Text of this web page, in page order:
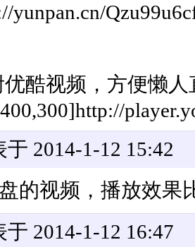
yunpan.cn/
优酷视频，方便懒
于 2014-1-12 15:42
的视频，播放效果
于 2014-1-12 16:47